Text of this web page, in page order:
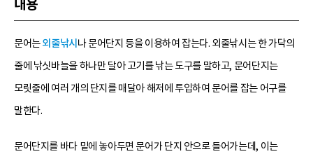
내용
문어는외줄낚시 나 문어단지 등을 이용하여 잡는다. 외줄낚시는 한 가닥의
줄에 낚싯바늘을 하나만 달아 고기를 낚는 도구를 말하고, 문어단지는
모릿줄에 여러 개의 단지를 매달아 해저에 투입하여 문어를 잡는 어구를
말한다.
문어단지를 바다 밑에 놓아두면 문어가 단지 안으로 들어가는데, 이는